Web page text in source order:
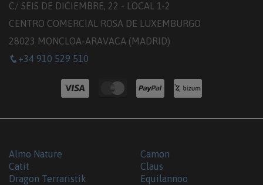
C/ SEIS DE DICIEMBRE, 22 - LOCAL 1-2
CENTRO COMERCIAL ROSA DE LUXEMBURGO
28023 MONCLOA-ARAVACA (MADRID)
+34 910 529 510
Almo Nature
Camon
Catit
Claus
Dragon Terraristik
Equilannoo